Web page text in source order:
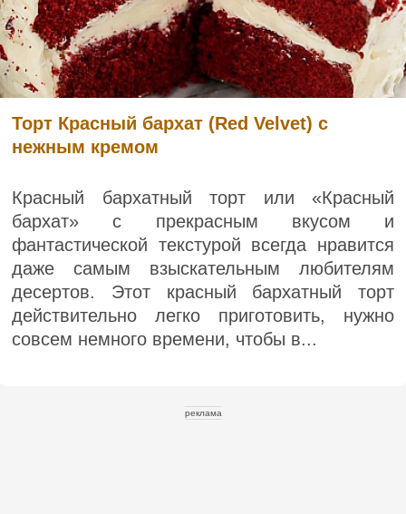
Торт Красный бархат (Red Velvet) с
нежным кремом
Красный бархатный торт или «Красный
бархат» с прекрасным вкусом и
фантастической текстурой всегда нравится
даже самым взыскательным любителям
десертов. Этот красный бархатный торт
действительно легко приготовить, нужно
совсем немного времени, чтобы в...
реклама